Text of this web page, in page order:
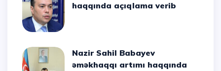
haqqında açıqlama verib
Nazir Sahil Babayev
əməkhaqqı artımı haqqında